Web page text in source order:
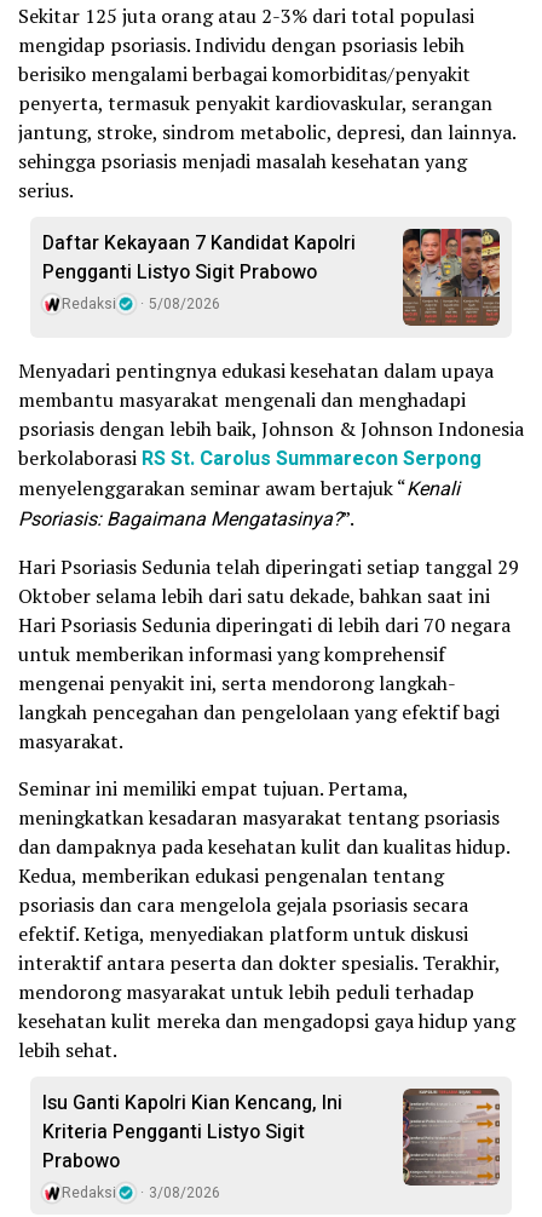
Sekitar 125 juta orang atau 2-3% dari total populasi
mengidap psoriasis. Individu dengan psoriasis lebih
berisiko mengalami berbagai komorbiditas/penyakit
penyerta, termasuk penyakit kardiovaskular, serangan
jantung, stroke, sindrom metabolic, depresi, dan lainnya.
sehingga psoriasis menjadi masalah kesehatan yang
serius.
Daftar Kekayaan 7 Kandidat Kapolri
Pengganti Listyo Sigit Prabowo
Redaksi 5/08/2026
Menyadari pentingnya edukasi kesehatan dalam upaya
membantu masyarakat mengenali dan menghadapi
psoriasis dengan lebih baik, Johnson & Johnson Indonesia
berkolaborasi RS St. Carolus Summarecon Serpong
menyelenggarakan seminar awam bertajuk “Kenali
Psoriasis: Bagaimana Mengatasinya?”.
Hari Psoriasis Sedunia telah diperingati setiap tanggal 29
Oktober selama lebih dari satu dekade, bahkan saat ini
Hari Psoriasis Sedunia diperingati di lebih dari 70 negara
untuk memberikan informasi yang komprehensif
mengenai penyakit ini, serta mendorong langkah-
langkah pencegahan dan pengelolaan yang efektif bagi
masyarakat.
Seminar ini memiliki empat tujuan. Pertama,
meningkatkan kesadaran masyarakat tentang psoriasis
dan dampaknya pada kesehatan kulit dan kualitas hidup.
Kedua, memberikan edukasi pengenalan tentang
psoriasis dan cara mengelola gejala psoriasis secara
efektif. Ketiga, menyediakan platform untuk diskusi
interaktif antara peserta dan dokter spesialis. Terakhir,
mendorong masyarakat untuk lebih peduli terhadap
kesehatan kulit mereka dan mengadopsi gaya hidup yang
lebih sehat.
Isu Ganti Kapolri Kian Kencang, Ini
Kriteria Pengganti Listyo Sigit
Prabowo
Redaksi 3/08/2026